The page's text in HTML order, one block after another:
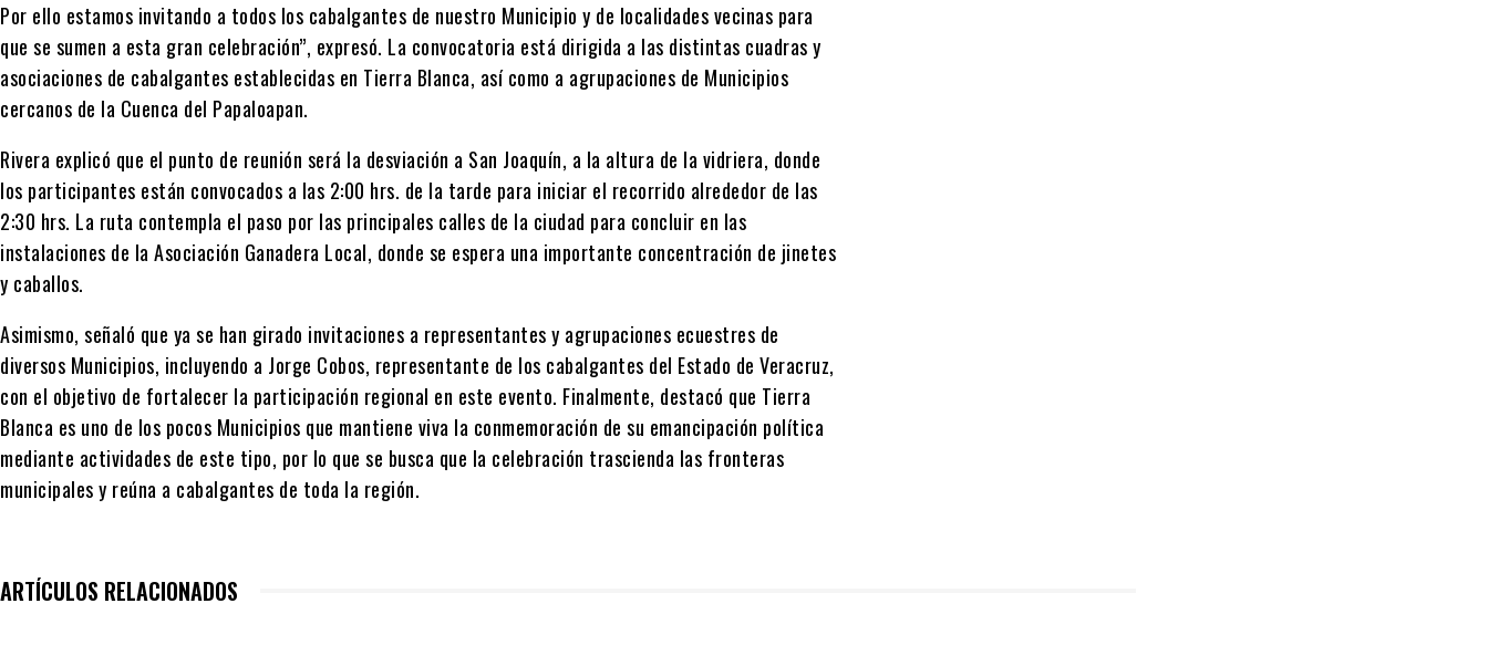
Por ello estamos invitando a todos los cabalgantes de nuestro Municipio y de localidades vecinas para
que se sumen a esta gran celebración”, expresó. La convocatoria está dirigida a las distintas cuadras y
asociaciones de cabalgantes establecidas en Tierra Blanca, así como a agrupaciones de Municipios
cercanos de la Cuenca del Papaloapan.
Rivera explicó que el punto de reunión será la desviación a San Joaquín, a la altura de la vidriera, donde
los participantes están convocados a las 2:00 hrs. de la tarde para iniciar el recorrido alrededor de las
2:30 hrs. La ruta contempla el paso por las principales calles de la ciudad para concluir en las
instalaciones de la Asociación Ganadera Local, donde se espera una importante concentración de jinetes
y caballos.
Asimismo, señaló que ya se han girado invitaciones a representantes y agrupaciones ecuestres de
diversos Municipios, incluyendo a Jorge Cobos, representante de los cabalgantes del Estado de Veracruz,
con el objetivo de fortalecer la participación regional en este evento. Finalmente, destacó que Tierra
Blanca es uno de los pocos Municipios que mantiene viva la conmemoración de su emancipación política
mediante actividades de este tipo, por lo que se busca que la celebración trascienda las fronteras
municipales y reúna a cabalgantes de toda la región.
ARTÍCULOS RELACIONADOS